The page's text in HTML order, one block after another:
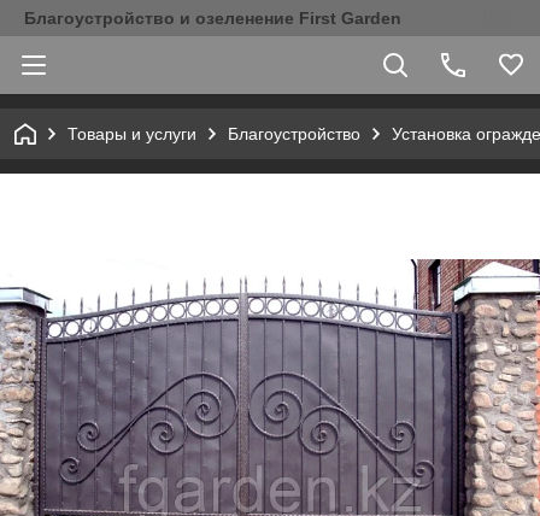
Благоустройство и озеленение First Garden
Товары и услуги Благоустройство Установка